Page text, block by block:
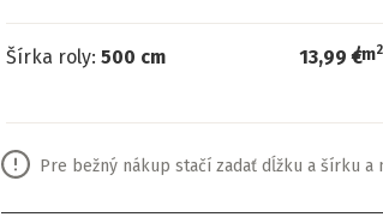
Šírka roly: 500 cm 13,99 €
/m2
Pre bežný nákup stačí zadať dĺžku a šírku a